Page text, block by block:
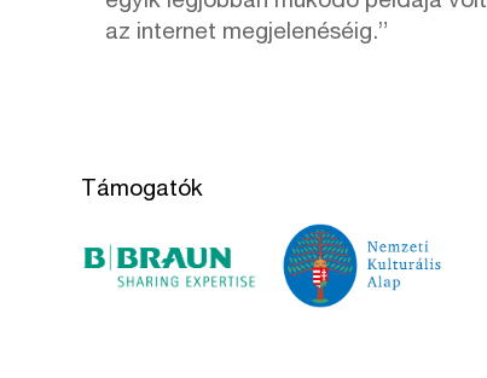
az internet megjelenéséig.”
Támogatók